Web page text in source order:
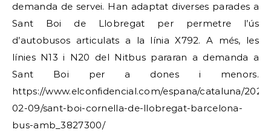
demanda de servei. Han adaptat diverses parades a
Sant Boi de Llobregat per permetre l’ús
d’autobusos articulats a la línia X792. A més, les
línies N13 i N20 del Nitbus pararan a demanda a
Sant Boi per a dones i menors.
https://www.elconfidencial.com/espana/cataluna/
02-09/sant-boi-cornella-de-llobregat-barcelona-
bus-amb_3827300/